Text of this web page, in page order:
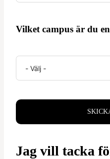
Vilket campus är du
Jag vill tacka